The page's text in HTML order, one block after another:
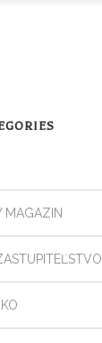
MAGAZIN